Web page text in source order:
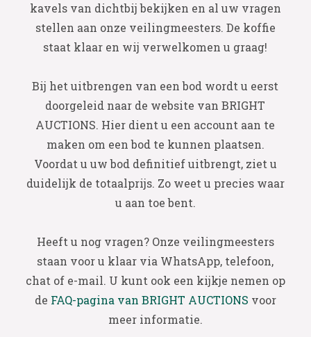
kavels van dichtbij bekijken en al uw vragen
stellen aan onze veilingmeesters. De koffie
staat klaar en wij verwelkomen u graag!
Bij het uitbrengen van een bod wordt u eerst
doorgeleid naar de website van BRIGHT
AUCTIONS. Hier dient u een account aan te
maken om een bod te kunnen plaatsen.
Voordat u uw bod definitief uitbrengt, ziet u
duidelijk de totaalprijs. Zo weet u precies waar
u aan toe bent.
Heeft u nog vragen? Onze veilingmeesters
staan voor u klaar via WhatsApp, telefoon,
chat of e-mail. U kunt ook een kijkje nemen op
de FAQ-pagina van BRIGHT AUCTIONS voor
meer informatie.